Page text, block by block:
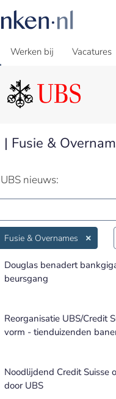
Werken bij Vacatures
Fusie &
nieuws:
Fusie & Overnames
Douglas benadert
beursgang
Reorganisatie UBS/Credit
vorm - tienduizenden
Noodlijdend Credit Suisse
door UBS